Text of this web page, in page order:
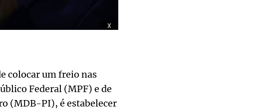
x
colocar um freio nas
Federal (MPF) e de
(MDB-PI), é estabelecer